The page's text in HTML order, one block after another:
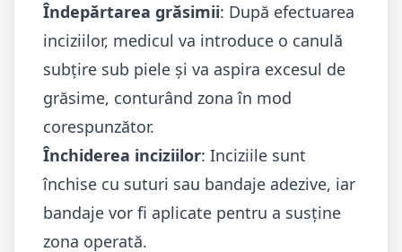
Îndepărtarea grăsimii: După efectuarea
inciziilor, medicul va introduce o canulă
subțire sub piele și va aspira excesul de
grăsime, conturând zona în mod
corespunzător.
Închiderea inciziilor: Inciziile sunt
închise cu suturi sau bandaje adezive, iar
bandaje vor fi aplicate pentru a susține
zona operată.